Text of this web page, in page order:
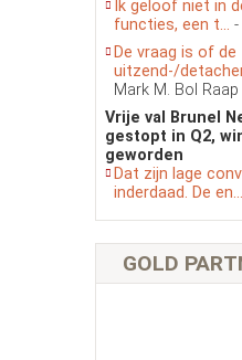
Ik geloof niet in
functies, een t...
De vraag is of de
uitzend-/
Mark M. Bol Raap
Vrije val Brunel
gestopt in Q2,
geworden
Dat zijn lage
inderdaad. De en...
GOLD